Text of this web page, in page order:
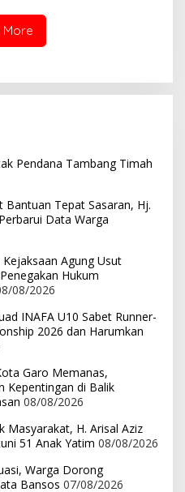
More
Pendana Tambang Timah
Tepat Sasaran, Hj.
Data Warga
Agung Usut
Hukum
08/2026
INAFA U10 Sabet Runner-
2026 dan Harumkan
Garo Memanas,
Kepentingan di Balik
08/08/2026
Masyarakat, H. Arisal Aziz
51 Anak Yatim 08/08/2026
Warga Dorong
Bansos 07/08/2026